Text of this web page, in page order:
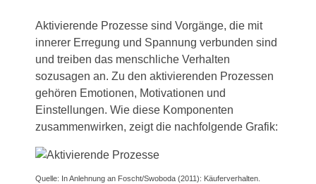
Aktivierende Prozesse sind Vorgänge, die mit
innerer Erregung und Spannung verbunden sind
und treiben das menschliche Verhalten
sozusagen an. Zu den aktivierenden Prozessen
gehören Emotionen, Motivationen und
Einstellungen. Wie diese Komponenten
zusammenwirken, zeigt die nachfolgende Grafik:
Quelle: In Anlehnung an Foscht/Swoboda (2011): Käuferverhalten.